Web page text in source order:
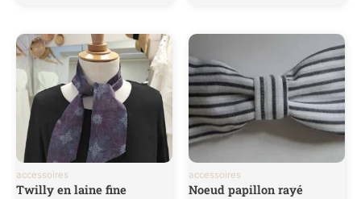
accessoires
Twilly en laine fine
accessoires
Noeud papillon rayé